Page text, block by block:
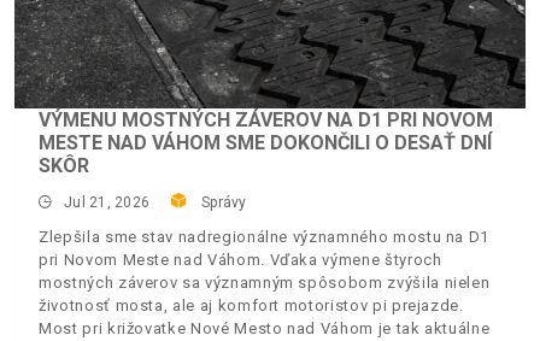
VÝMENU MOSTNÝCH ZÁVEROV NA D1 PRI NOVOM
MESTE NAD VÁHOM SME DOKONČILI O DESAŤ DNÍ
SKÔR
Jul 21, 2026 Správy
Zlepšila sme stav nadregionálne významného mostu na D1
pri Novom Meste nad Váhom. Vďaka výmene štyroch
mostných záverov sa významným spôsobom zvýšila nielen
životnosť mosta, ale aj komfort motoristov pi prejazde.
Most pri križovatke Nové Mesto nad Váhom je tak aktuálne